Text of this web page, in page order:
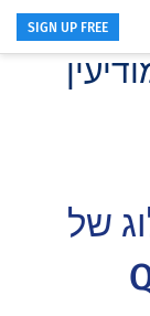
SIGN UP FREE
של